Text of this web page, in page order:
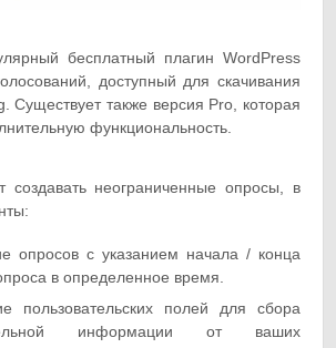
бесплатный плагин WordPress
доступный для скачивания
Существует также версия Pro, которая
функциональность.
создавать неограниченные опросы, в
опросов с указанием начала / конца
в определенное время.
пользовательских полей для сбора
информации от ваших